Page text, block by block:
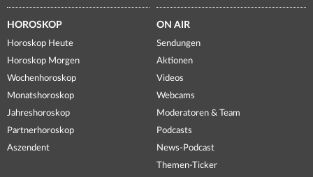
HOROSKOP
Horoskop Heute
Horoskop Morgen
Wochenhoroskop
Monatshoroskop
Jahreshoroskop
Partnerhoroskop
Aszendent
ON AIR
Sendungen
Aktionen
Videos
Webcams
Moderatoren & Team
Podcasts
News-Podcast
Themen-Ticker